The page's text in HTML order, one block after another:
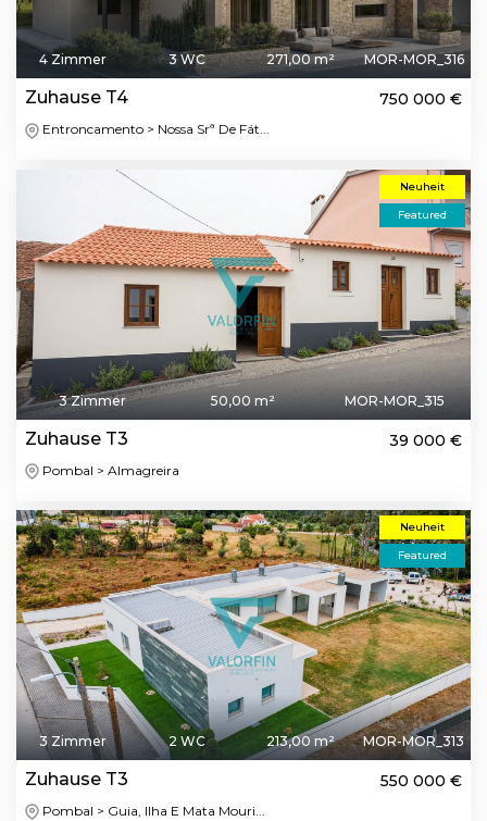
4 Zimmer 3 WC 271,00 m² MOR-MOR_316
Zuhause T4 750 000 €
Entroncamento > Nossa Srª De Fát...
Neuheit
Featured
3 Zimmer 50,00 m² MOR-MOR_315
Zuhause T3 39 000 €
Pombal > Almagreira
Neuheit
Featured
3 Zimmer 2 WC 213,00 m² MOR-MOR_313
Zuhause T3 550 000 €
Pombal > Guia, Ilha E Mata Mouri...